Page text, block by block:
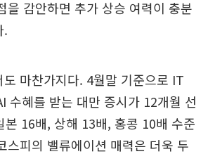
을 감안하면 추가 상승 여력이 충분
.
도 마찬가지다. 4월말 기준으로 IT
수혜를 받는 대만 증시가 12개월 선
본 16배, 상해 13배, 홍콩 10배 수준
스피의 밸류에이션 매력은 더욱 두